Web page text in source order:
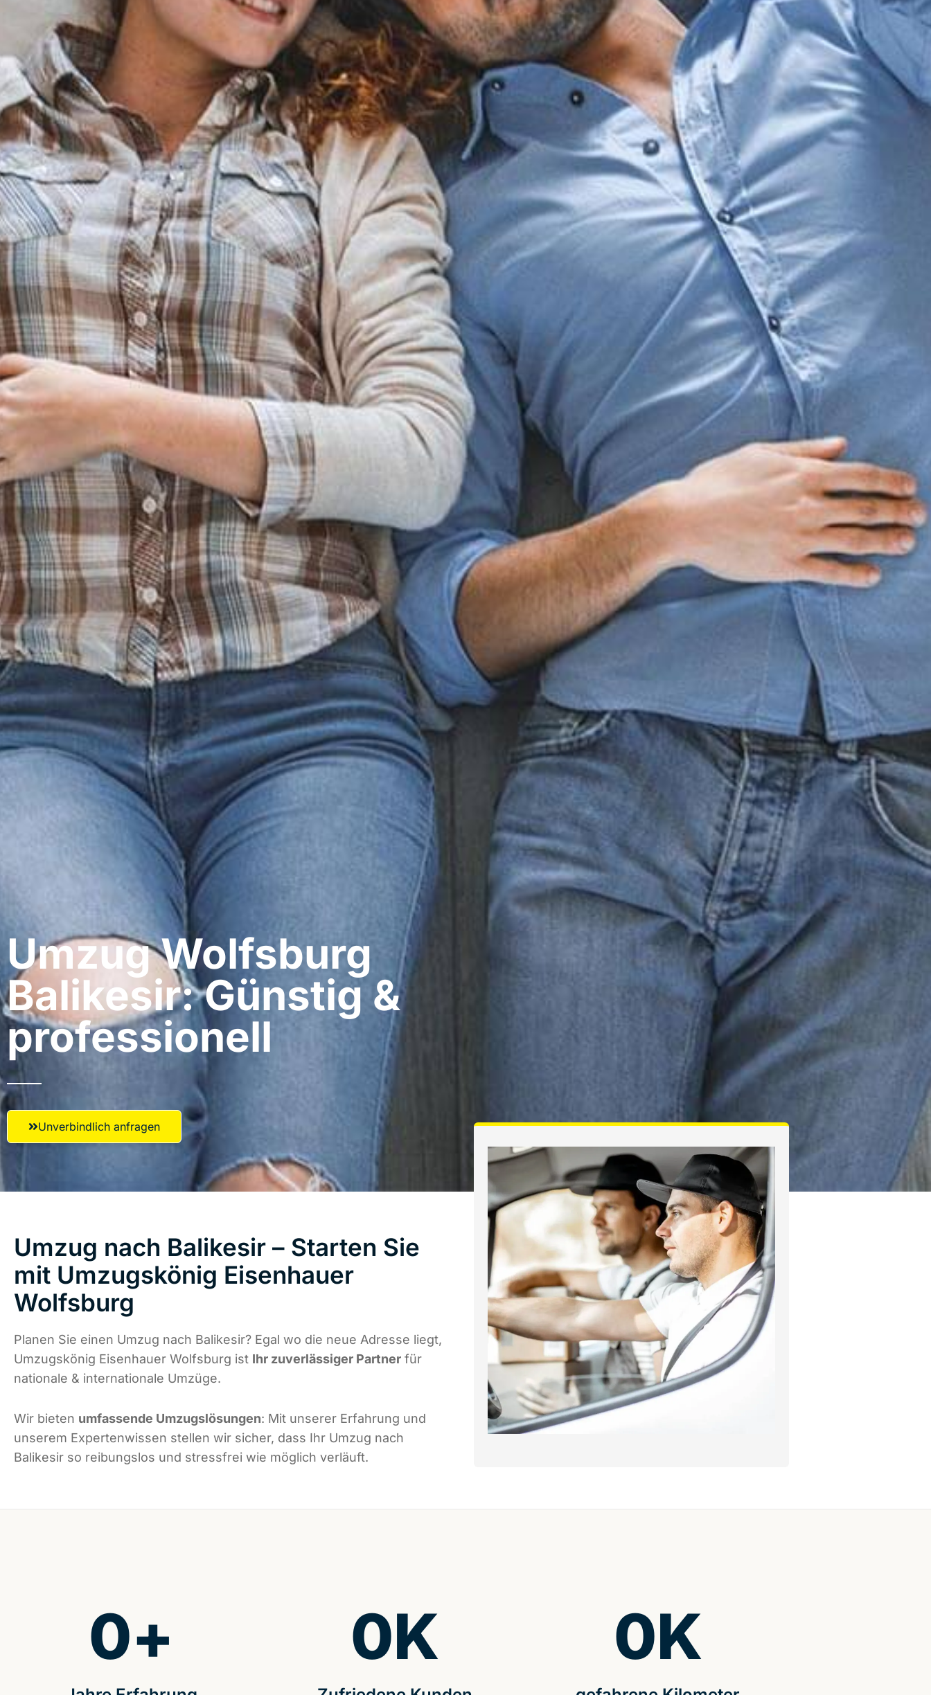
Umzug Wolfsburg​
Balikesir: Günstig &
professionell​
Unverbindlich anfragen
Umzug nach Balikesir – Starten Sie
mit Umzugskönig Eisenhauer
Wolfsburg
Planen Sie einen Umzug nach Balikesir? Egal wo die neue Adresse liegt,
Umzugskönig Eisenhauer Wolfsburg ist Ihr zuverlässiger Partner für
nationale & internationale Umzüge.
Wir bieten umfassende Umzugslösungen: Mit unserer Erfahrung und
unserem Expertenwissen stellen wir sicher, dass Ihr Umzug nach
Balikesir so reibungslos und stressfrei wie möglich verläuft.
0+ 0K 0K